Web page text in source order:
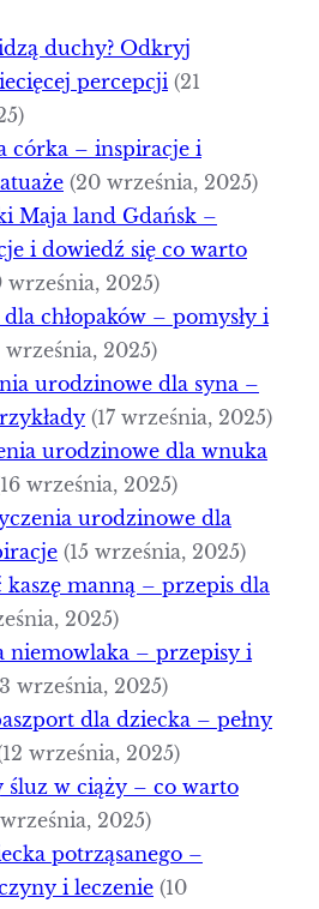
duchy? Odkryj
percepcji (21
córka – inspiracje i
(20 września, 2025)
Maja land Gdańsk –
i dowiedź się co warto
września, 2025)
chłopaków – pomysły i
września, 2025)
urodzinowe dla syna –
(17 września, 2025)
urodzinowe dla wnuka
września, 2025)
urodzinowe dla
(15 września, 2025)
kaszę manną – przepis dla
2025)
niemowlaka – przepisy i
września, 2025)
dla dziecka – pełny
września, 2025)
śluz w ciąży – co warto
września, 2025)
potrząsanego –
i leczenie (10